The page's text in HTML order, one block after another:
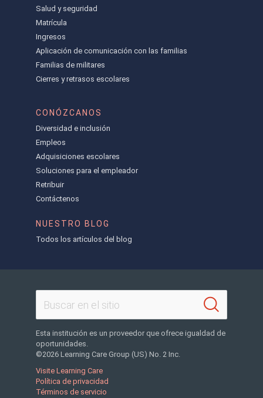
Salud y seguridad
Matrícula
Ingresos
Aplicación de comunicación con las familias
Familias de militares
Cierres y retrasos escolares
CONÓZCANOS
Diversidad e inclusión
Empleos
Adquisiciones escolares
Soluciones para el empleador
Retribuir
Contáctenos
NUESTRO BLOG
Todos los artículos del blog
Esta institución es un proveedor que ofrece igualdad de
oportunidades.
©2026 Learning Care Group (US) No. 2 Inc.
Visite Learning Care
Política de privacidad
Términos de servicio